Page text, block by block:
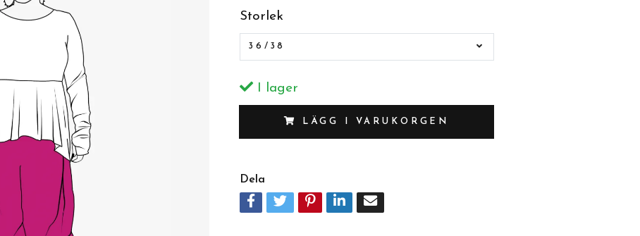
Storlek
36/38
I lager
LÄGG I VARUKORGEN
Dela